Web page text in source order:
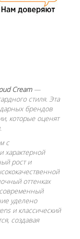
Cream—
стиля. Эта
брендов
которые оценят
с
рост и
оттенках
уделено
и классический
создавая